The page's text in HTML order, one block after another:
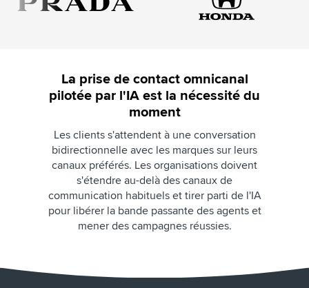
La prise de contact omnicanal
pilotée par l'IA est la nécessité du
moment
Les clients s'attendent à une conversation
bidirectionnelle avec les marques sur leurs
canaux préférés. Les organisations doivent
s'étendre au-delà des canaux de
communication habituels et tirer parti de l'IA
pour libérer la bande passante des agents et
mener des campagnes réussies.